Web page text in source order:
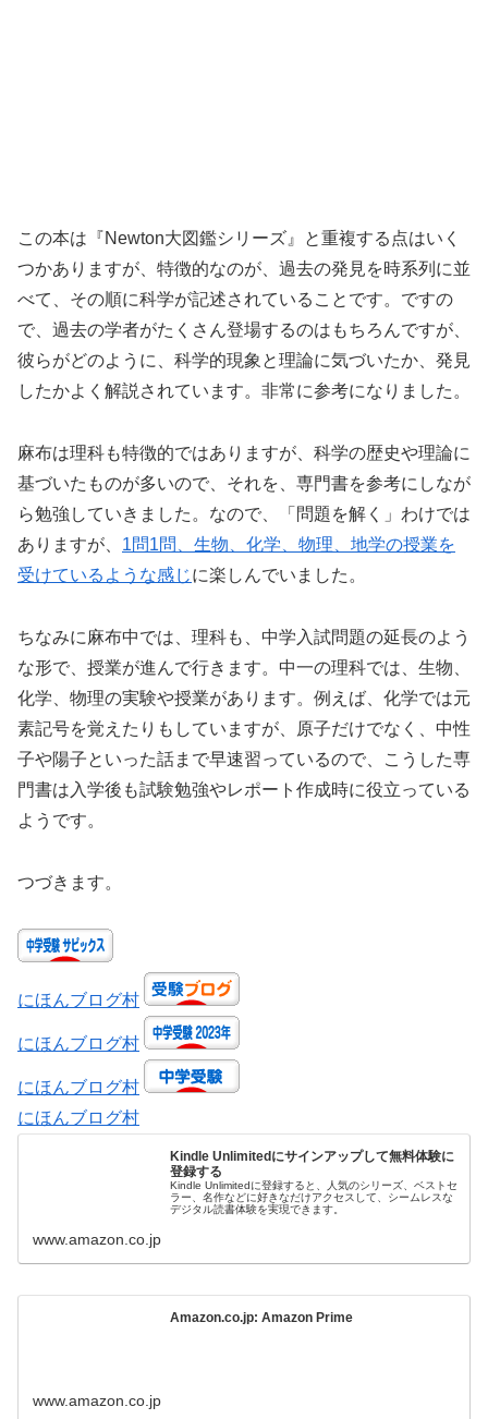
この本は『Newton大図鑑シリーズ』と重複する点はいく
つかありますが、特徴的なのが、過去の発見を時系列に並
べて、その順に科学が記述されていることです。ですの
で、過去の学者がたくさん登場するのはもちろんですが、
彼らがどのように、科学的現象と理論に気づいたか、発見
したかよく解説されています。非常に参考になりました。
麻布は理科も特徴的ではありますが、科学の歴史や理論に
基づいたものが多いので、それを、専門書を参考にしなが
ら勉強していきました。なので、「問題を解く」わけでは
ありますが、 1問1問、生物、化学、物理、地学の授業を
受けているような感じに楽しんでいました。
ちなみに麻布中では、理科も、中学入試問題の延長のよう
な形で、授業が進んで行きます。中一の理科では、生物、
化学、物理の実験や授業があります。例えば、化学では元
素記号を覚えたりもしていますが、原子だけでなく、中性
子や陽子といった話まで早速習っているので、こうした専
門書は入学後も試験勉強やレポート作成時に役立っている
ようです。
つづきます。
にほんブログ村
にほんブログ村
にほんブログ村
にほんブログ村
Kindle Unlimitedにサインアップして無料体験に
登録する
Kindle Unlimitedに登録すると、人気のシリーズ、ベストセ
ラー、名作などに好きなだけアクセスして、シームレスな
デジタル読書体験を実現できます。
www.amazon.co.jp
Amazon.co.jp: Amazon Prime
www.amazon.co.jp